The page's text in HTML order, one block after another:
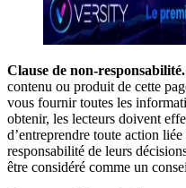
Clause de non-responsabilité.
contenu ou produit de cette
vous fournir toutes les
obtenir, les lecteurs doivent
d’entreprendre toute action
responsabilité de leurs
être considéré comme un